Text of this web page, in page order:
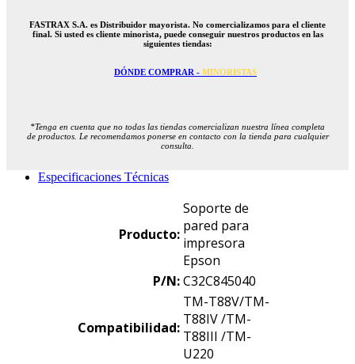
FASTRAX S.A. es Distribuidor mayorista. No comercializamos para el cliente
final. Si usted es cliente minorista, puede conseguir nuestros productos en las
siguientes tiendas:
DÓNDE COMPRAR - MINORISTAS
*Tenga en cuenta que no todas las tiendas comercializan nuestra línea completa
de productos. Le recomendamos ponerse en contacto con la tienda para cualquier
consulta.
Especificaciones Técnicas
Producto:
Soporte de
pared para
impresora
Epson
P/N: C32C845040
Compatibilidad:
TM-T88V/TM-
T88IV /TM-
T88III /TM-
U220